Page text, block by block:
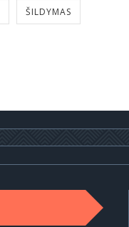
ŠILDYMAS